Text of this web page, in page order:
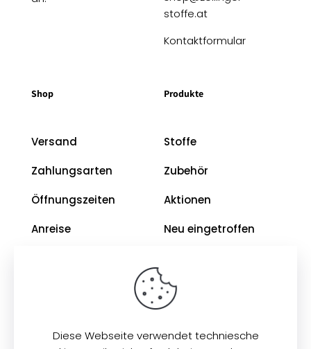
stoffe.at
Kontaktformular
Shop
Versand
Zahlungsarten
Öffnungszeiten
Anreise
Datenschutz
Produkte
Stoffe
Zubehör
Aktionen
Neu eingetroffen
Diese Webseite verwendet techniesche